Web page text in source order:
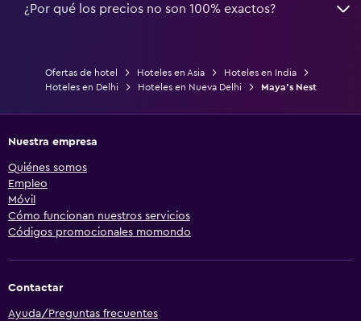
¿Por qué los precios no son 100% exactos?
Ofertas de hotel Hoteles en Asia
Hoteles en India
Hoteles en Delhi
Hoteles en Nueva Delhi Maya's Nest
Nuestra empresa
Quiénes somos
Empleo
Móvil
Cómo funcionan nuestros servicios
Códigos promocionales momondo
Contactar
Ayuda/Preguntas frecuentes